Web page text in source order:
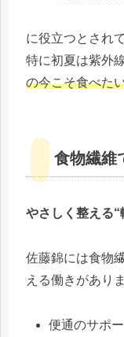
に役立つとされ
特に初夏は紫外
の今こそ食べた
食物繊維
やさしく整える
佐藤錦には食物
える働きがあり
便通のサポー